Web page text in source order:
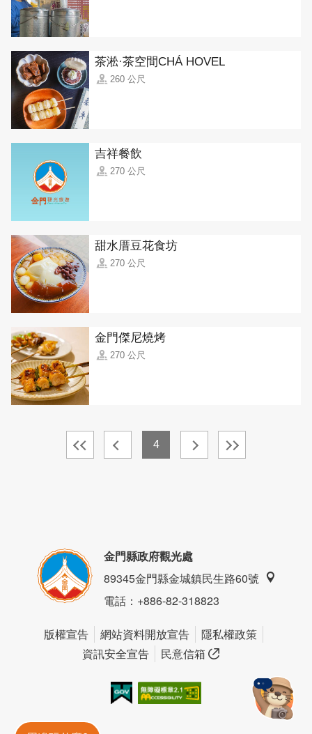
茶淞·茶空間CHÁ HOVEL
260 公尺
吉祥餐飲
270 公尺
甜水厝豆花食坊
270 公尺
金門傑尼燒烤
270 公尺
4
金門縣政府觀光處
89345金門縣金城鎮民生路60號
電話：+886-82-318823
版權宣告 網站資料開放宣告
隱私權政策
資訊安全宣告
民意信箱